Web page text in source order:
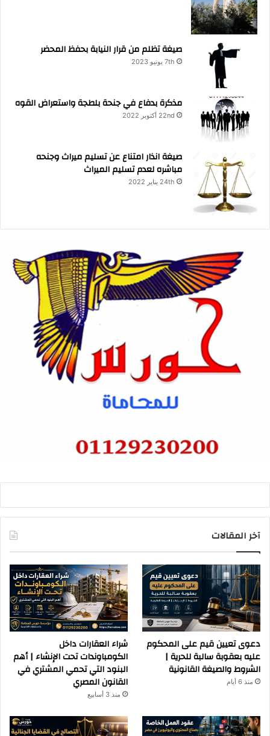
صيغة تظلم من قرار النيابة بحفظ المحضر
7th يونيو 2023
مذكرة بدفاع في جنحة بلطجة واستعراض القوه
22nd أكتوبر 2022
صيغة انذار امتناع عن تسليم ميراث وجنحه
مباشره لعدم تسليم الميراث
24th يناير 2022
آخر المقالات
دعوى تعيين قيم على المحكوم
عليه بعقوبة سالبة للحرية |
الشروط والصيغة القانونية
منذ 6 أيام
شراء العقارات داخل
الكومباوندات تحت الإنشاء | أهم
البنود التي تحمي المشتري في
القانون المصري
منذ 3 أسابيع